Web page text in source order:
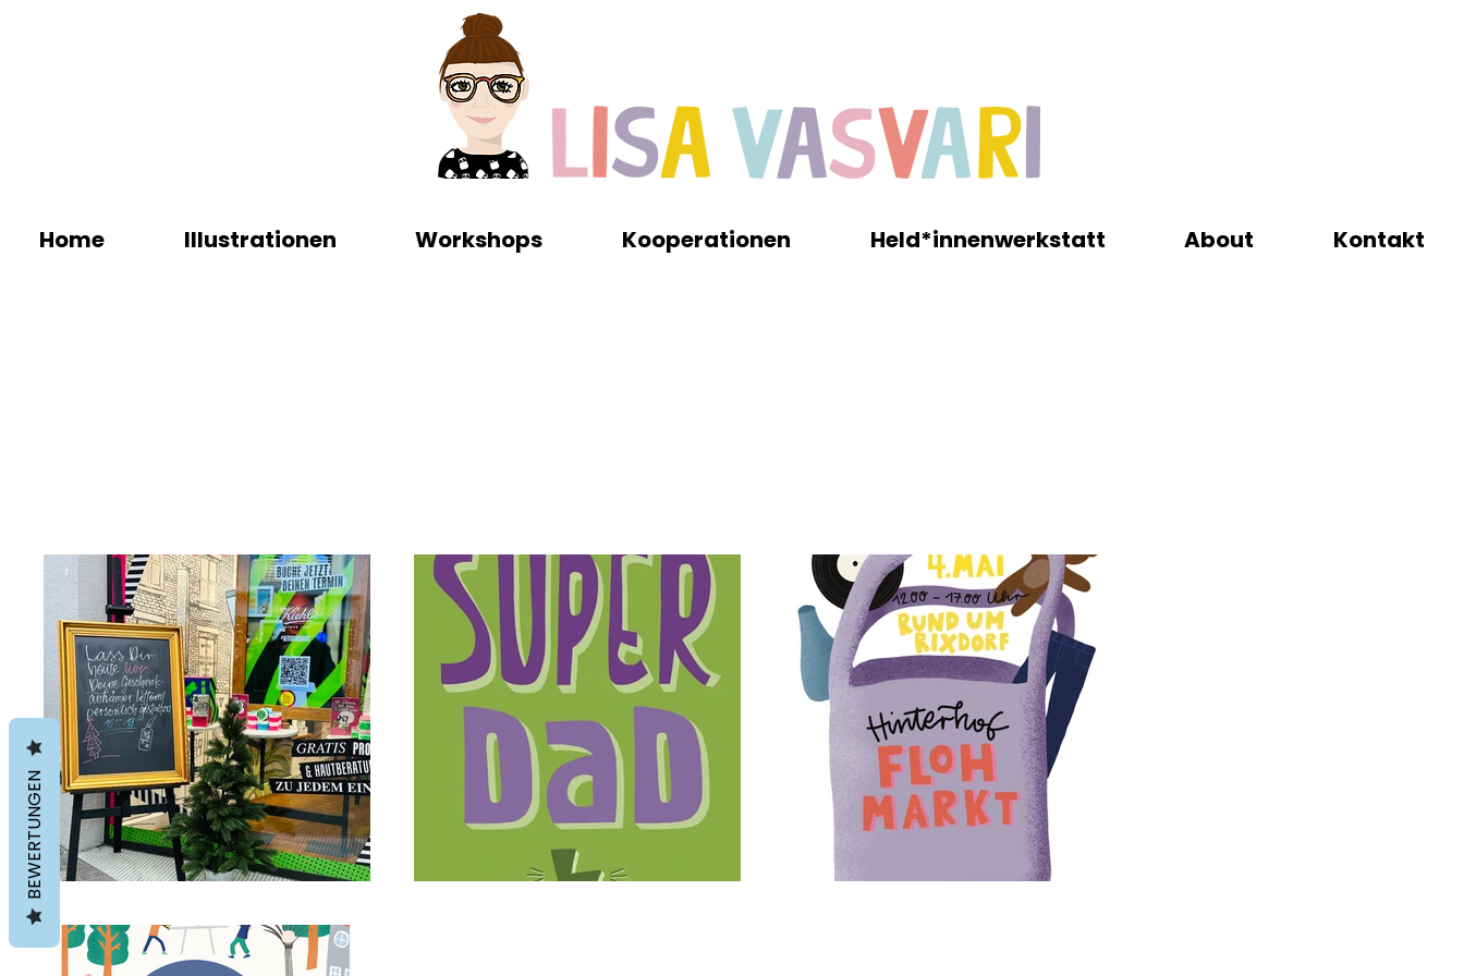
Home Illustrationen Workshops Kooperationen Held*innenwerkstatt About Kontakt
BEWERTUNGEN